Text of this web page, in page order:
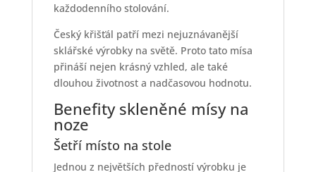
každodenního stolování.
Český křišťál patří mezi nejuznávanější
sklářské výrobky na světě. Proto tato mísa
přináší nejen krásný vzhled, ale také
dlouhou životnost a nadčasovou hodnotu.
Benefity skleněné mísy na
noze
Šetří místo na stole
Jednou z největších předností výrobku je